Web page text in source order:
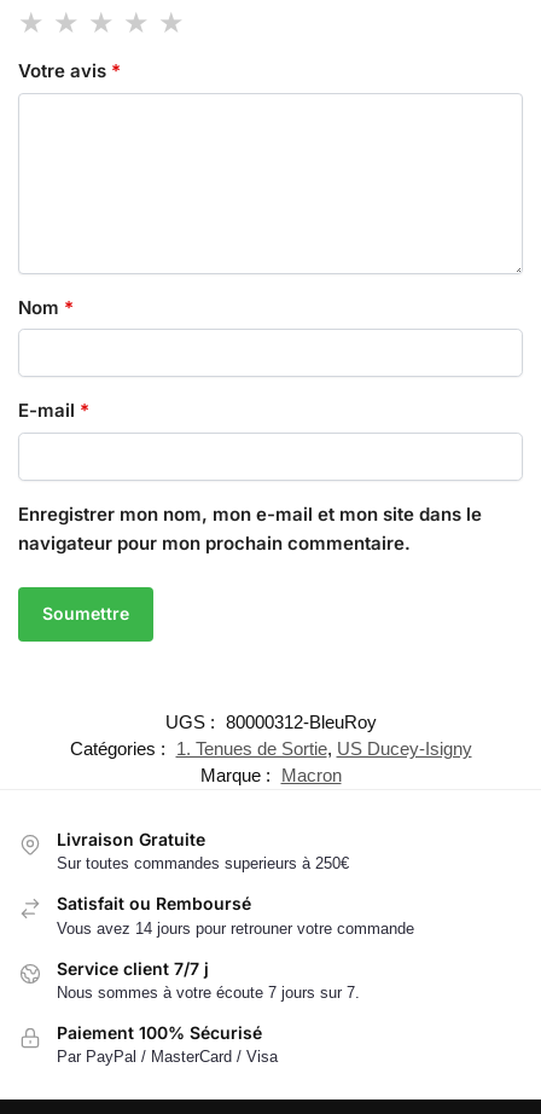
Votre avis *
Nom *
E-mail *
Enregistrer mon nom, mon e-mail et mon site dans le
navigateur pour mon prochain commentaire.
UGS : 80000312-BleuRoy
Catégories :
1. Tenues de Sortie, US Ducey-Isigny
Marque :
Macron
Livraison Gratuite
Sur toutes commandes superieurs à 250€
Satisfait ou Remboursé
Vous avez 14 jours pour retrouner votre commande
Service client 7/7 j
Nous sommes à votre écoute 7 jours sur 7.
Paiement 100% Sécurisé
Par PayPal / MasterCard / Visa